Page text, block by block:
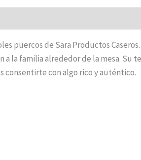
puercos de Sara Productos
a la familia alrededor de la mesa.
consentirte con algo rico y auténtico.